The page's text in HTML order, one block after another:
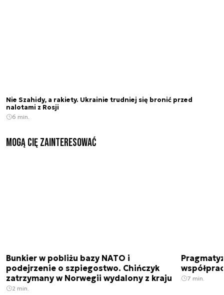
Nie Szahidy, a rakiety. Ukrainie trudniej się bronić przed
nalotami z Rosji
6 min.
Mogą Cię zainteresować
Bunkier w pobliżu bazy NATO i
podejrzenie o szpiegostwo. Chińczyk
zatrzymany w Norwegii wydalony z kraju
2 min.
7 min.